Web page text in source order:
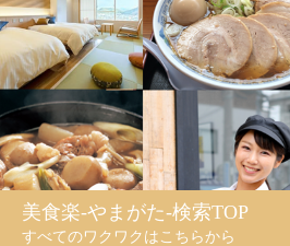
美食楽-やまがた-検索TOP
すべてのワクワクはこちらから